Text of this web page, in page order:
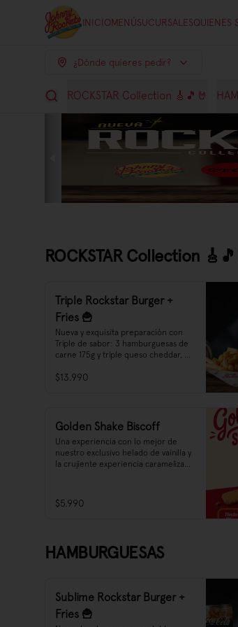
INICIOMENÚSUCURSALESQUIENES
¿Dónde quieres pedir?
ROCKSTAR Collection 🎸🎵🤘
ROCKSTAR Collection
Triple Rockstar Burger +
Fries 🍟
Nueva y exquisita preparación con
Triple de sabor: 3 hamburguesas de
carne 175g y triple queso cheddar,
nuestra Nueva Salsa Rockstar.
$13.990
Golden Shake Biscoff
Una experiencia con lo mejor de
nuestro exclusivo helado de vainilla y
la crujiente experiencia caramelizada
Golden Shake está hecho con
$5.990
HAMBURGUESAS
Sublime Rockstar Burger +
Fries 🍟